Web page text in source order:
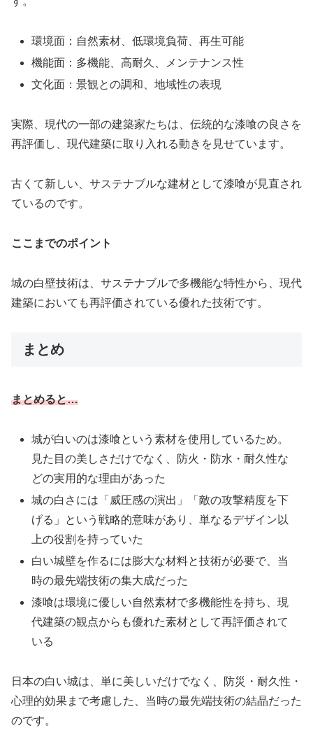
環境面：自然素材、低環境負荷、再生可能
機能面：多機能、高耐久、メンテナンス性
文化面：景観との調和、地域性の表現
実際、現代の一部の建築家たちは、伝統的な漆喰の良さを
再評価し、現代建築に取り入れる動きを見せています。
古くて新しい、サステナブルな建材として漆喰が見直され
ているのです。
ここまでのポイント
城の白壁技術は、サステナブルで多機能な特性から、現代
建築においても再評価されている優れた技術です。
まとめ
まとめると…
城が白いのは漆喰という素材を使用しているため。
見た目の美しさだけでなく、防火・防水・耐久性な
どの実用的な理由があった
城の白さには「威圧感の演出」「敵の攻撃精度を下
げる」という戦略的意味があり、単なるデザイン以
上の役割を持っていた
白い城壁を作るには膨大な材料と技術が必要で、当
時の最先端技術の集大成だった
漆喰は環境に優しい自然素材で多機能性を持ち、現
代建築の観点からも優れた素材として再評価されて
いる
日本の白い城は、単に美しいだけでなく、防災・耐久性・
心理的効果まで考慮した、当時の最先端技術の結晶だった
のです。